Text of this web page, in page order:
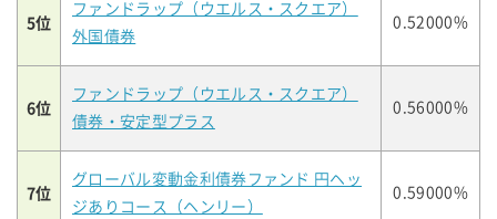
5位
ファンドラップ（ウエルス・スクエア）
外国債券
0.52000%
6位
ファンドラップ（ウエルス・スクエア）
債券・安定型プラス
0.56000%
7位
グローバル変動金利債券ファンド 円ヘッ
ジありコース（ヘンリー）
0.59000%